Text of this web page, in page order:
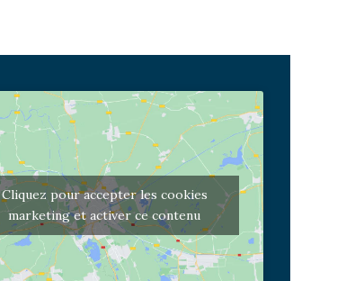
Cliquez pour accepter les cookies
marketing et activer ce contenu